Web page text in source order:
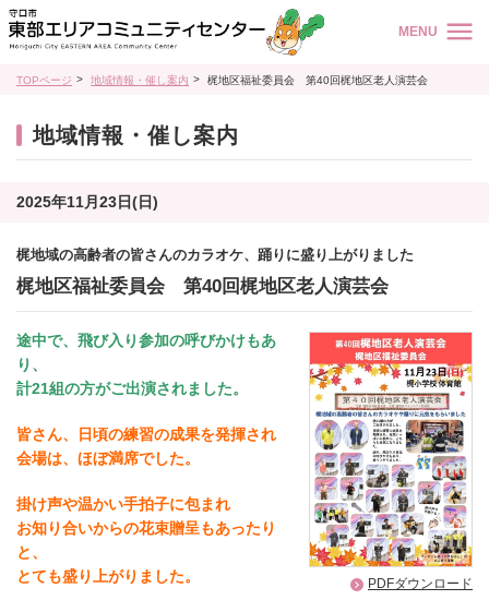
MENU
TOPページ 地域情報・催し案内 梶地区福祉委員会 第40回梶地区老人演芸会
地域情報・催し案内
2025年11月23日(日)
梶地域の高齢者の皆さんのカラオケ、踊りに盛り上がりました
梶地区福祉委員会 第40回梶地区老人演芸会
途中で、飛び入り参加の呼びかけもあ
り、
計21組の方がご出演されました。
皆さん、日頃の練習の成果を発揮され
会場は、ほぼ満席でした。
掛け声や温かい手拍子に包まれ
お知り合いからの花束贈呈もあったり
と、
とても盛り上がりました。
PDFダウンロード